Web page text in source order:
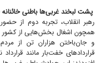
پشت لبخند غربی‌ها باطنی خائنانه
رهبر انقلاب، تجربه دوم از
همچون اشغال بخش‌هایی از
و جان‌باختن هزاران تن از
قرارداد‌های خفت‌بار مانند